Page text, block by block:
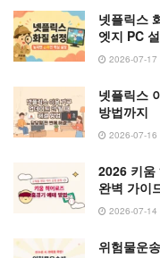
넷플릭스
엣지 PC
2026-07-17
넷플릭스
방법까지
2026-07-16
2026 키움
완벽 가이
2026-07-14
위험물운